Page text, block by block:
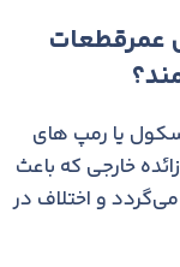
عمرقطعات
یا رمپ های
خارجی كه باعث
و اختلاف در